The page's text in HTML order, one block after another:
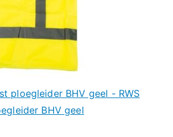
ploegleider BHV geel - RWS
BHV geel